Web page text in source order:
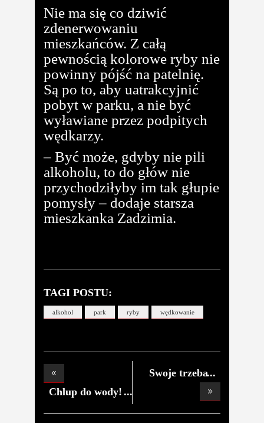
Nie ma się co dziwić
zdenerwowaniu
mieszkańców. Z całą
pewnością kolorowe ryby nie
powinny pójść na patelnię.
Są po to, aby uatrakcyjnić
pobyt w parku, a nie być
wyławiane przez podpitych
wędkarzy.
– Być może, gdyby nie pili
alkoholu, to do głów nie
przychodziłyby im tak głupie
pomysły – dodaje starsza
mieszkanka Zadzimia.
TAGI POSTU:
alkohol park ryby wędkowanie
Chlup do wody!
Swoje trzeba